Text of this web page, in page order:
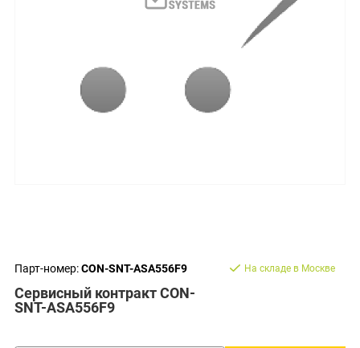
Парт-номер:CON-SNT-ASA556F9
Сервисный контракт CON-
SNT-ASA556F9
На складе в Москве